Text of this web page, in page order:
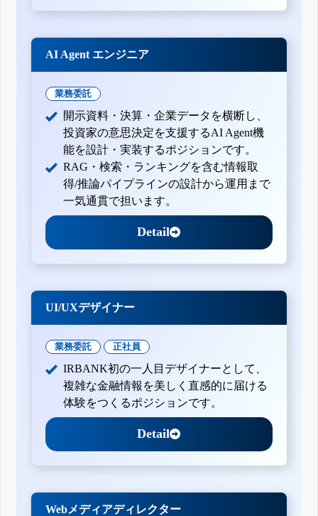
AI Agent エンジニア
業務委託
開示資料・決算・企業データを横断し、
投資家の意思決定を支援するAI Agent機
能を設計・実装するポジションです。
RAG・検索・ランキングを含む情報取
得/推論パイプラインの設計から運用まで
一気通貫で担います。
Detail
UI/UXデザイナー
業務委託 正社員
IRBANK初の一人目デザイナーとして、
複雑な金融情報を美しく直感的に届ける
体験をつくるポジションです。
Detail
Webメディアディレクター